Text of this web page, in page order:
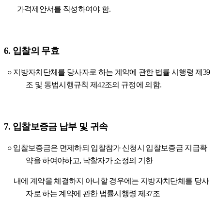
가격제안서를 작성하여야 함.
6. 입찰의 무효
○ 지방자치단체를 당사자로 하는 계약에 관한 법률 시행령 제 39
조 및 동법시행규칙 제42조의 규정에 의함.
7. 입찰보증금 납부 및 귀속
○ 입찰보증금은 면제하되 입찰참가 신청시 입찰보증금 지급확
약을 하여야하고, 낙찰자가 소정의 기한
내에 계약을 체결하지 아니할 경우에는 지방자치단체를 당사
자로 하는 계약에 관한 법률시행령 제 37조